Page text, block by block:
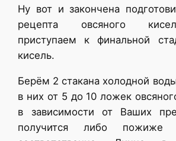
Ну вот и закончена
рецепта овсяного
приступаем к финальной
кисель.
Берём 2 стакана холодной
в них от 5 до 10 ложек
в зависимости от Ваших
получится либо пожиже